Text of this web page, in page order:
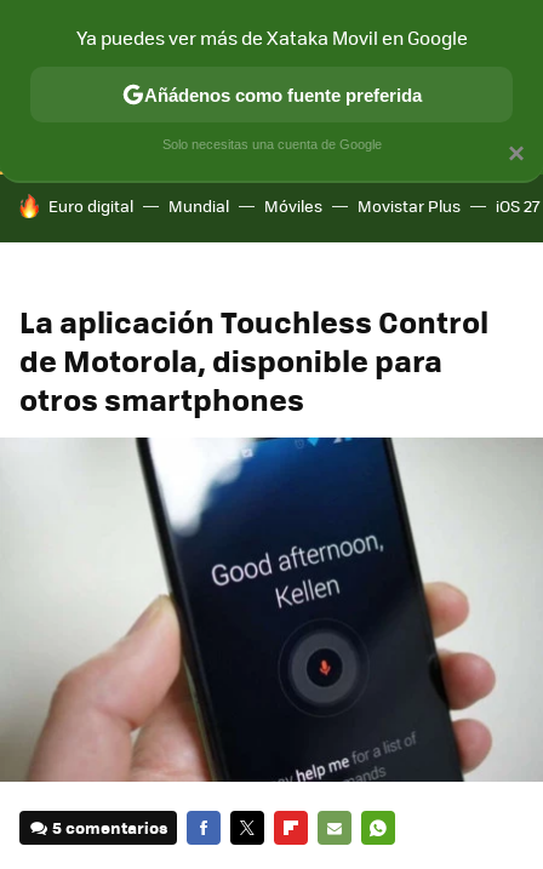
CONECTIVIDAD MÓVIL Y SOCIEDAD APLICACIONES
HOY SE HABLA DE
Euro digital Mundial Móviles Movistar Plus iOS 27
La aplicación Touchless Control
de Motorola, disponible para
otros smartphones
5 comentarios
×
Ya puedes ver más de Xataka Movil en Google
Añádenos como fuente preferida
Solo necesitas una cuenta de Google